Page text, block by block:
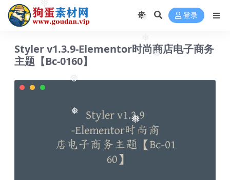
❅
❅
❅
❅
❅ 登录
Styler v1.3.9-Elementor时尚商店电子商务
主题【Bc-0160】